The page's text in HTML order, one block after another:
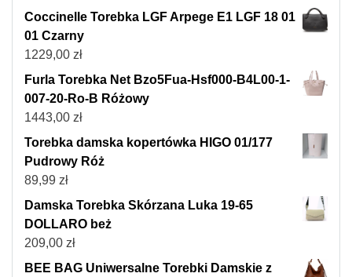
Coccinelle Torebka LGF Arpege E1 LGF 18 01
01 Czarny
1229,00 zł
Furla Torebka Net Bzo5Fua-Hsf000-B4L00-1-
007-20-Ro-B Różowy
1443,00 zł
Torebka damska kopertówka HIGO 01/177
Pudrowy Róż
89,99 zł
Damska Torebka Skórzana Luka 19-65
DOLLARO beż
209,00 zł
BEE BAG Uniwersalne Torebki Damskie z